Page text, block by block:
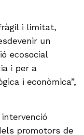
i limitat,
un
ecosocial
i per a
i econòmica”,
promotors de